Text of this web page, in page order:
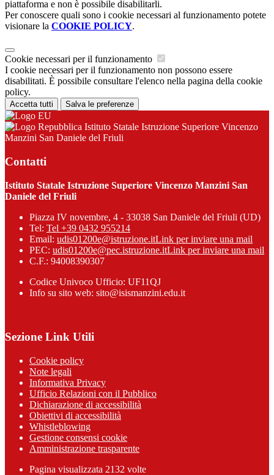
piattaforma e non è possibile disabilitarli.
Per conoscere quali sono i cookie necessari al funzionamento potete
visionare la COOKIE POLICY.
Cookie necessari per il funzionamento
I cookie necessari per il funzionamento non possono essere
disabilitati. È possibile consultare l'elenco nella pagina della cookie
policy.
Accetta tutti Salva le preferenze
Istituto Statale Istruzione Superiore Vincenzo
Manzini San Daniele del Friuli
Contatti
Istituto Statale Istruzione Superiore Vincenzo Manzini San
Daniele del Friuli
Piazza IV novembre, 4 - 33038 San Daniele del Friuli (UD)
Tel: Tel +39 0432 955214
Email: udis01200e@istruzione.itLink per inviare una mail
PEC: udis01200e@pec.istruzione.itLink per inviare una mail
C.F.: 94008390307
Codice Univoco Ufficio: UF11QJ
Info su sito web: sito@isismanzini.edu.it
Sezione Link Utili
Cookie policy
Note legali
Informativa Privacy
Ufficio Relazioni con il Pubblico
Dichiarazione di accessibilità
Obiettivi di accessibilità
Whistleblowing
Gestione consensi cookie
Amministrazione trasparente
Pagina visualizzata 2132 volte